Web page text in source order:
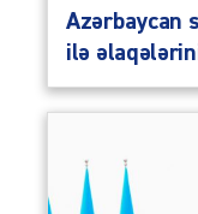
Azərbaycan
ilə